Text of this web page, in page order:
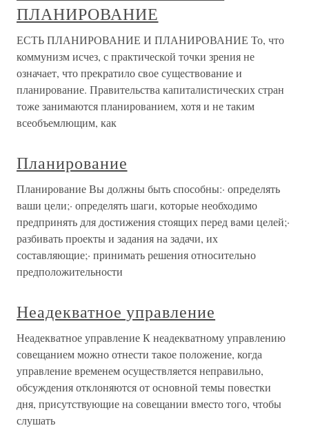
ПЛАНИРОВАНИЕ
ЕСТЬ ПЛАНИРОВАНИЕ И ПЛАНИРОВАНИЕ То, что
коммунизм исчез, с практической точки зрения не
означает, что прекратило свое существование и
планирование. Правительства капиталистических стран
тоже занимаются планированием, хотя и не таким
всеобъемлющим, как
Планирование
Планирование Вы должны быть способны:· определять
ваши цели;· определять шаги, которые необходимо
предпринять для достижения стоящих перед вами целей;·
разбивать проекты и задания на задачи, их
составляющие;· принимать решения относительно
предположительности
Неадекватное управление
Неадекватное управление К неадекватному управлению
совещанием можно отнести такое положение, когда
управление временем осуществляется неправильно,
обсуждения отклоняются от основной темы повестки
дня, присутствующие на совещании вместо того, чтобы
слушать